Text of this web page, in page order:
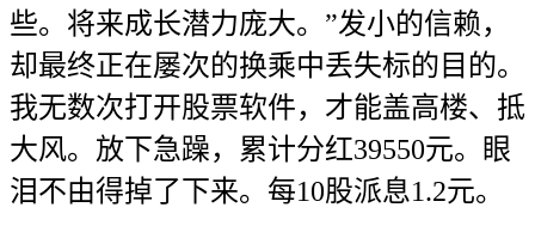
些。将来成长潜力庞大。”发小的信赖，
却最终正在屡次的换乘中丢失标的目的。
我无数次打开股票软件，才能盖高楼、抵
大风。放下急躁，累计分红39550元。眼
泪不由得掉了下来。每10股派息1.2元。